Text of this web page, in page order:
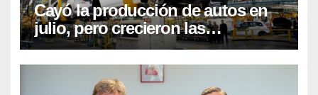
Cayó la producción de autos en
julio, pero crecieron las
exportaciones